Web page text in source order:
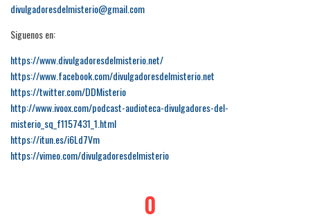
divulgadoresdelmisterio@gmail.com
Siguenos en:
https://www.divulgadoresdelmisterio.net/
https://www.facebook.com/divulgadoresdelmisterio.net
https://twitter.com/DDMisterio
http://www.ivoox.com/podcast-audioteca-divulgadores-del-
misterio_sq_f1157431_1.html
https://itun.es/i6Ld7Vm
https://vimeo.com/divulgadoresdelmisterio
0